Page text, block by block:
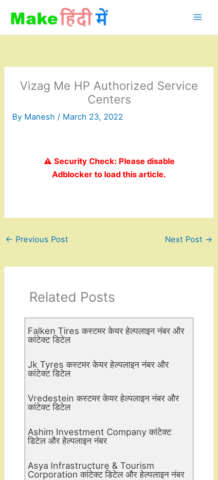
content
Vizag Me HP Authorized Service
Centers
By Manesh / March 23, 2022
⚠️ Security Check: Please disable
Adblocker to load this article.
← Previous Post Next Post →
Related Posts
Falken Tires कस्टमर केयर हेल्पलाइन नंबर और
कांटेक्ट डिटेल
Jk Tyres कस्टमर केयर हेल्पलाइन नंबर और
कांटेक्ट डिटेल
Vredestein कस्टमर केयर हेल्पलाइन नंबर और
कांटेक्ट डिटेल
Ashim Investment Company कांटेक्ट
डिटेल और हेल्पलाइन नंबर
Asya Infrastructure & Tourism
Corporation कांटेक्ट डिटेल और हेल्पलाइन नंबर